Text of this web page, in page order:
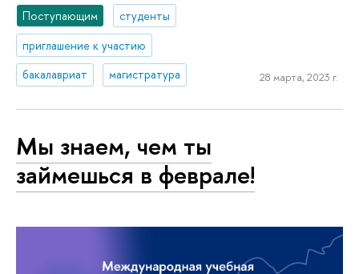
Поступающим
студенты
приглашение к участию
бакалавриат
магистратура 28 марта, 2023 г.
Мы знаем, чем ты
займешься в феврале!